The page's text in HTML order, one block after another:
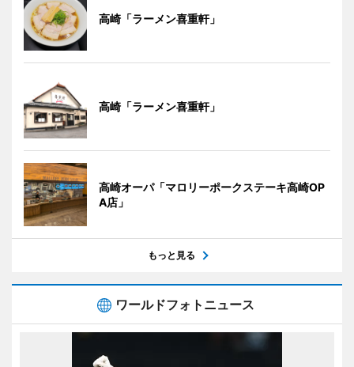
高崎「ラーメン喜重軒」
高崎「ラーメン喜重軒」
高崎オーパ「マロリーポークステーキ高崎OP
A店」
もっと見る
ワールドフォトニュース